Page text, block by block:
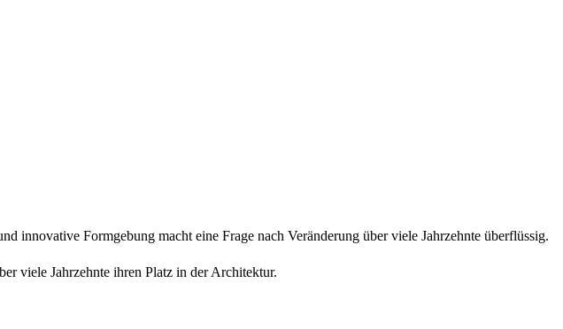
innovative Formgebung macht eine Frage nach Veränderung über viele Jahrzehnte überflüssig.
viele Jahrzehnte ihren Platz in der Architektur.